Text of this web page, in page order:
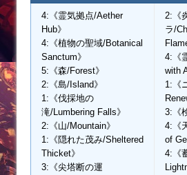
4:《霊気拠点/Aether
Hub》
4:《植物の聖域/Botanical
Sanctum》
5:《森/Forest》
2:《島/Island》
1:《伐採地の
滝/Lumbering Falls》
2:《山/Mountain》
1:《隠れた茂み/Sheltered
Thicket》
3:《尖塔断の運
2:《
ラ/
4:《
with
1:《
3:《
4:《
of
4:《